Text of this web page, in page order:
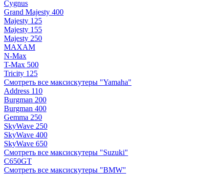
Cygnus
Grand Majesty 400
Majesty 125
Majesty 155
Majesty 250
MAXAM
N-Max
T-Max 500
Tricity 125
Смотреть все максискутеры "Yamaha"
Address 110
Burgman 200
Burgman 400
Gemma 250
SkyWave 250
SkyWave 400
SkyWave 650
Смотреть все максискутеры "Suzuki"
C650GT
Смотреть все максискутеры "BMW"